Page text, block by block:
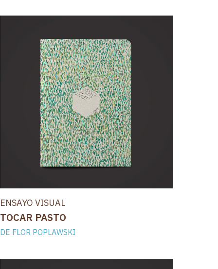
ENSAYO VISUAL
TOCAR PASTO
DE FLOR POPLAWSKI